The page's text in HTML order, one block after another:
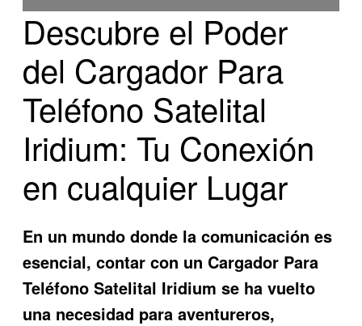
Descubre el Poder
del Cargador Para
Teléfono Satelital
Iridium: Tu Conexión
en cualquier Lugar
En un mundo donde la comunicación es
esencial, contar con un Cargador Para
Teléfono Satelital Iridium se ha vuelto
una necesidad para aventureros,